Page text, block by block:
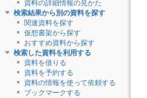
資料の詳細情報の見かた
検索結果から別の資料を探す
関連資料を探す
仮想書架から探す
おすすめ資料から探す
検索した資料を利用する
資料を借りる
資料を予約する
資料の情報を使って依頼する
ブックマークする